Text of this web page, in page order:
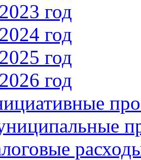
2023 год
2024 год
2025 год
2026 год